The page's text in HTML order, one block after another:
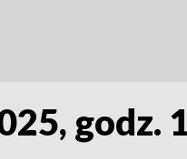
godz.